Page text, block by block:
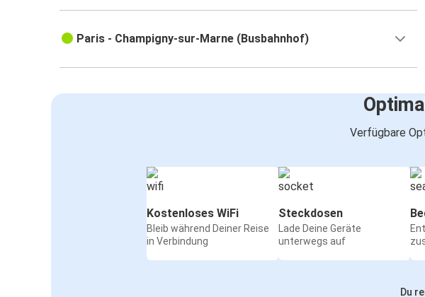
Paris - Champigny-sur-Marne (Busbahnhof)
Verfügbare
Kostenloses WiFi
Bleib während Deiner Reise
in Verbindung
Steckdosen
Lade Deine Geräte
unterwegs auf
Du